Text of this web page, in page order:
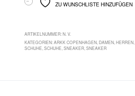
ZU WUNSCHLISTE HINZUFÜGEN
ARTIKELNUMMER:N. V.
KATEGORIEN:ARKK COPENHAGEN,DAMEN,HERREN,
SCHUHE,SCHUHE,SNEAKER,SNEAKER